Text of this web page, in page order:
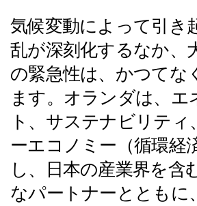
気候変動によって引き
乱が深刻化するなか、
の緊急性は、かつてな
ます。オランダは、エ
ト、サステナビリティ
ーエコノミー（循環経
し、日本の産業界を含
なパートナーとともに